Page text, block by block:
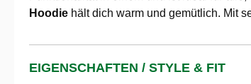
Hoodie hält dich warm und gemütlich. Mit
EIGENSCHAFTEN / STYLE & FIT